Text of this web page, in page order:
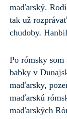
maďarský.
tak už
chudoby.
Po rómsky som
babky v
maďarsky,
maďarskú
maďarských